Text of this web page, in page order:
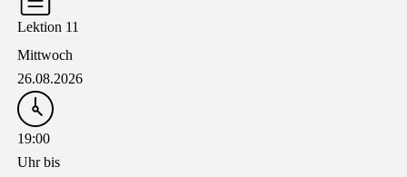
Lektion 11
Mittwoch
26.08.2026
19:00
Uhr bis